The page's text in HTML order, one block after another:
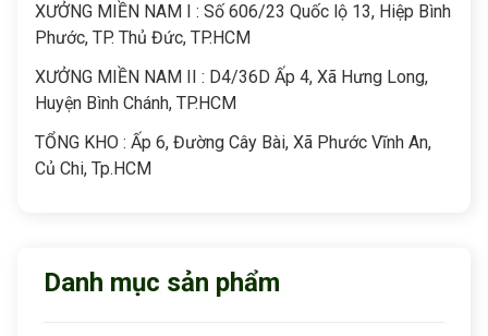
XƯỞNG MIỀN NAM I : Số 606/23 Quốc lộ 13, Hiệp Bình
Phước, TP. Thủ Đức, TP.HCM
XƯỞNG MIỀN NAM II : D4/36D Ấp 4, Xã Hưng Long,
Huyện Bình Chánh, TP.HCM
TỔNG KHO : Ấp 6, Đường Cây Bài, Xã Phước Vĩnh An,
Củ Chi, Tp.HCM
Danh mục sản phẩm